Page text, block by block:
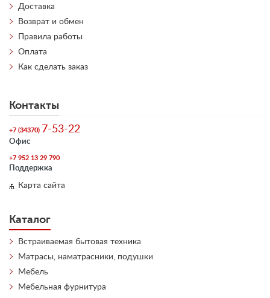
Доставка
Возврат и обмен
Правила работы
Оплата
Как сделать заказ
Контакты
+7 (34370) 7-53-22
Офис
+7 952 13 29 790
Поддержка
Карта сайта
Каталог
Встраиваемая бытовая техника
Матрасы, наматрасники, подушки
Мебель
Мебельная фурнитура